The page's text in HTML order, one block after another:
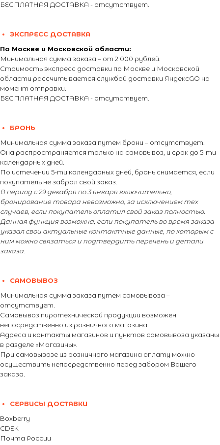
БЕСПЛАТНАЯ ДОСТАВКА - отсутствует.
ЭКСПРЕСС ДОСТАВКА
По Москве и Московской области:
Минимальная сумма заказа – от 2 000 рублей.
Стоимость экспресс доставки по Москве и Московской
области рассчитывается службой доставки ЯндексGO на
момент отправки.
БЕСПЛАТНАЯ ДОСТАВКА - отсутствует.
БРОНЬ
Минимальная сумма заказа путем брони – отсутствует.
Она распространяется только на самовывоз, и срок до 5-ти
календарных дней.
По истечении 5-ти календарных дней, бронь снимается, если
покупатель не забрал свой заказ.
В период с 29 декабря по 3 января включительно,
бронирование товара невозможно, за исключением тех
случаев, если покупатель оплатил свой заказ полностью.
Данная функция возможна, если покупатель во время заказа
указал свои актуальные контактные данные, по которым с
ним можно связаться и подтвердить перечень и детали
заказа.
САМОВЫВОЗ
Минимальная сумма заказа путем самовывоза –
отсутствует.
Самовывоз пиротехнической продукции возможен
непосредственно из розничного магазина.
Адреса и контакты магазинов и пунктов самовывоза указаны
в разделе «Магазины».
При самовывозе из розничного магазина оплату можно
осуществить непосредственно перед забором Вашего
заказа.
СЕРВИСЫ ДОСТАВКИ
Boxberry
CDEK
Почта России